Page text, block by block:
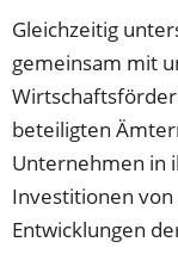
Gleichzeitig
gemeinsam mit
beteiligten
Unternehmen in
Investitionen von
Entwicklungen